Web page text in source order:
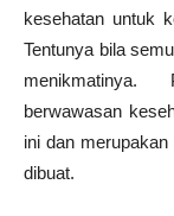
kesehatan untuk
Tentunya bila
menikmatinya.
berwawasan
ini dan
dibuat.